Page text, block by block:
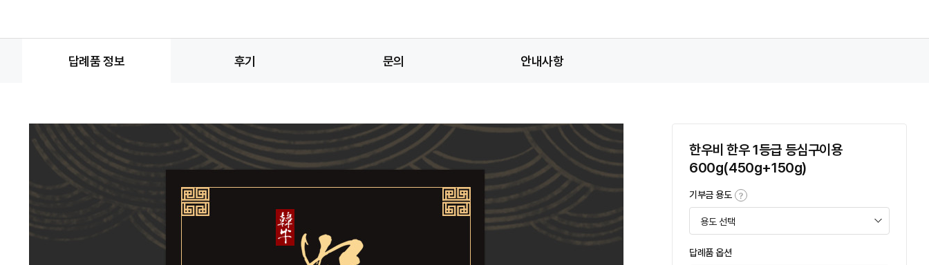
답례품 정보 후기 문의 안내사항
한우비 한우 1등급 등심구이용
600g(450g+150g)
기부금 용도
답례품 옵션